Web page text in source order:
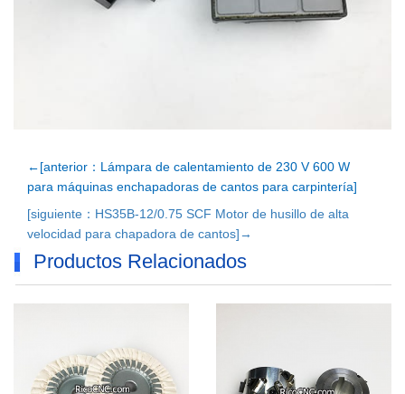
←[anterior：Lámpara de calentamiento de 230 V 600 W
para máquinas enchapadoras de cantos para carpintería]
[siguiente：HS35B-12/0.75 SCF Motor de husillo de alta
velocidad para chapadora de cantos]→
Productos Relacionados